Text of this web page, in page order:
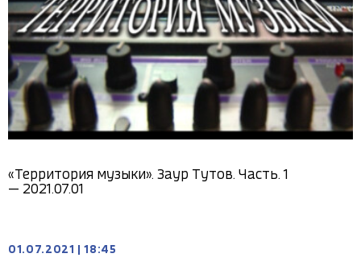
«Территория музыки». Заур Тутов. Часть. 1
— 2021.07.01
01.07.2021 18:45